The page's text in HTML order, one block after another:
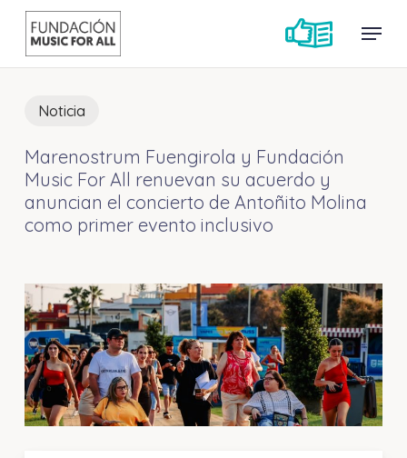
Skip
main
Menu
Noticia
Marenostrum Fuengirola y Fundación
Music For All renuevan su acuerdo y
anuncian el concierto de Antoñito Molina
como primer evento inclusivo